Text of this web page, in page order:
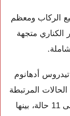
الركاب ومعظم
الكناري متجهة
تيدروس أدهانوم
المرتبطة
بتفشي فيروس “هانتا” على متن السفينة إلى 11 حالة، بينها